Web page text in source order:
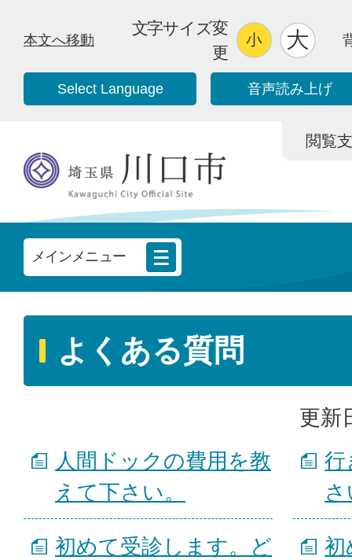
本文へ移動
文字サイズ変
更
Select Language 音声読み上げ
閲覧
メインメニュー
よくある質問
更新
人間ドックの費用を教
えて下さい。
行
初めて受診します。ど
初